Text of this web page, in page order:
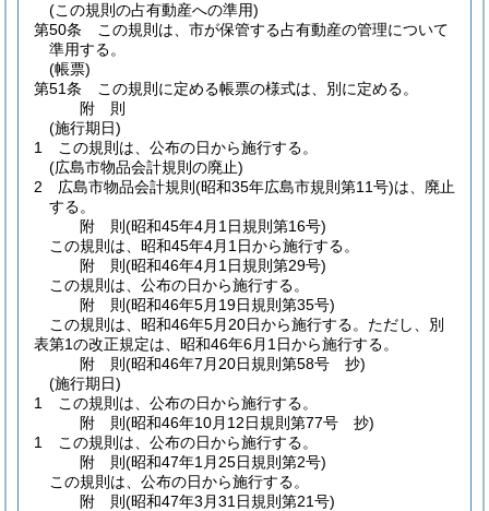
(この規則の占有動産への準用)
第50条
この規則は、市が保管する占有動産の管理について
準用する。
(帳票)
第51条
この規則に定める帳票の様式は、別に定める。
附 則
(施行期日)
1
この規則は、公布の日から施行する。
(広島市物品会計規則の廃止)
2
広島市物品会計規則 (昭和35年広島市規則第11号)は、廃止
する。
附 則(昭和45年4月1日規則第16号)
この規則は、昭和45年4月1日から施行する。
附 則(昭和46年4月1日規則第29号)
この規則は、公布の日から施行する。
附 則(昭和46年5月19日規則第35号)
この規則は、昭和46年5月20日から施行する。 ただし、別
表第1の改正規定は、昭和46年6月1日から施行する。
附 則(昭和46年7月20日規則第58号 抄)
(施行期日)
1
この規則は、公布の日から施行する。
附 則(昭和46年10月12日規則第77号 抄)
1
この規則は、公布の日から施行する。
附 則(昭和47年1月25日規則第2号)
この規則は、公布の日から施行する。
附 則(昭和47年3月31日規則第21号)